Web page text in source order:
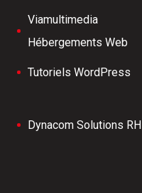
Viamultimedia
Hébergements Web
Tutoriels WordPress
Dynacom Solutions RH